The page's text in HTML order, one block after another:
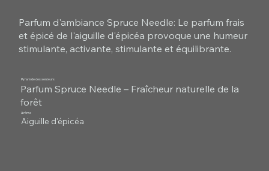
Parfum d'ambiance Spruce Needle: Le parfum frais
et épicé de l'aiguille d'épicéa provoque une humeur
stimulante, activante, stimulante et équilibrante.
Pyramide des senteurs
Parfum Spruce Needle – Fraîcheur naturelle de la
forêt
Arôme
Aiguille d'épicéa